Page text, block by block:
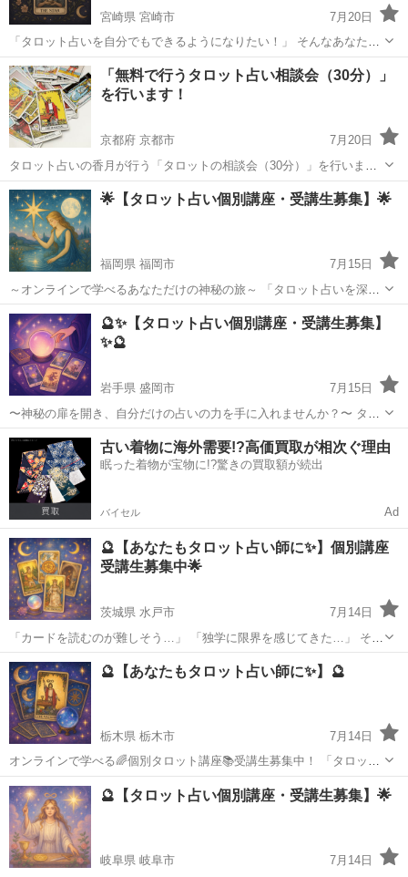
宮崎県 宮崎市
7月20日
「タロット占いを自分でもできるようになりたい！」 そんなあなたの
ための【完全マンツーマン講座】がスタートします💫 🧙‍♀️初心者さん大
歓迎！ カードの意味やスプレッドの展開方法だけでなく、 「どんなふ
うに読み取れ...
宮崎 宮崎市 タロット
「無料で行うタロット占い相談会（30分）」
を行います！
京都府 京都市
7月20日
タロット占いの香月が行う「タロットの相談会（30分）」を行いま
す。 9：00から始めますので、お申し込みの際にご都合の良い時間を
お知らせください。 予定時間は9：00から13：00でお一人30分です。
都合の良い日と時...
京都 京都市 タロット タロット占い
🌟【タロット占い個別講座・受講生募集】🌟
福岡県 福岡市
7月15日
～オンラインで学べるあなただけの神秘の旅～ 「タロット占いを深く
学んでみたい」 「自分や周りの人の心を癒す力を身につけたい」 そん
なあなたへ…🃏✨ 🔮この講座は、タロットが全く初めての方も大歓
迎！ カードの...
福岡 福岡市 タロット タロット占い
🔮✨【タロット占い個別講座・受講生募集】
✨🔮
岩手県 盛岡市
7月15日
〜神秘の扉を開き、自分だけの占いの力を手に入れませんか？〜 タロ
ットに興味があるけど… 「どこから学べばいいかわからない💦」 「カ
ードの意味が難しそう…🌀」 そんなあなたにぴったりの【マンツーマ
ン講座】をご用意し...
岩手 盛岡市 タロット タロット占い
古い着物に海外需要!?高価買取が相次ぐ理由
眠った着物が宝物に!?驚きの買取額が続出
バイセル Ad
🔮【あなたもタロット占い師に✨】個別講座
受講生募集中🌟
茨城県 水戸市
7月14日
「カードを読むのが難しそう…」 「独学に限界を感じてきた…」 そん
なあなたへ—— マンツーマンでじっくり学べる、オンライン限定のタ
ロット占い個別講座がスタートします🌈 📌【こんな方におすすめ】 ✅
はじめてタロ...
茨城 水戸市 タロット タロット占い
🔮【あなたもタロット占い師に✨】🔮
栃木県 栃木市
7月14日
オンラインで学べる🌈個別タロット講座📚受講生募集中！ 「タロット
占いが好き💗でも、読み方が難しそう…」 「いつか占い師として活動
してみたい💫」 そんなあなたへ✨ 初心者さんも安心🌱マンツーマンで
しっかり学べる ...
栃木 栃木市 タロット
🔮【タロット占い個別講座・受講生募集】🌟
岐阜県 岐阜市 7月14日